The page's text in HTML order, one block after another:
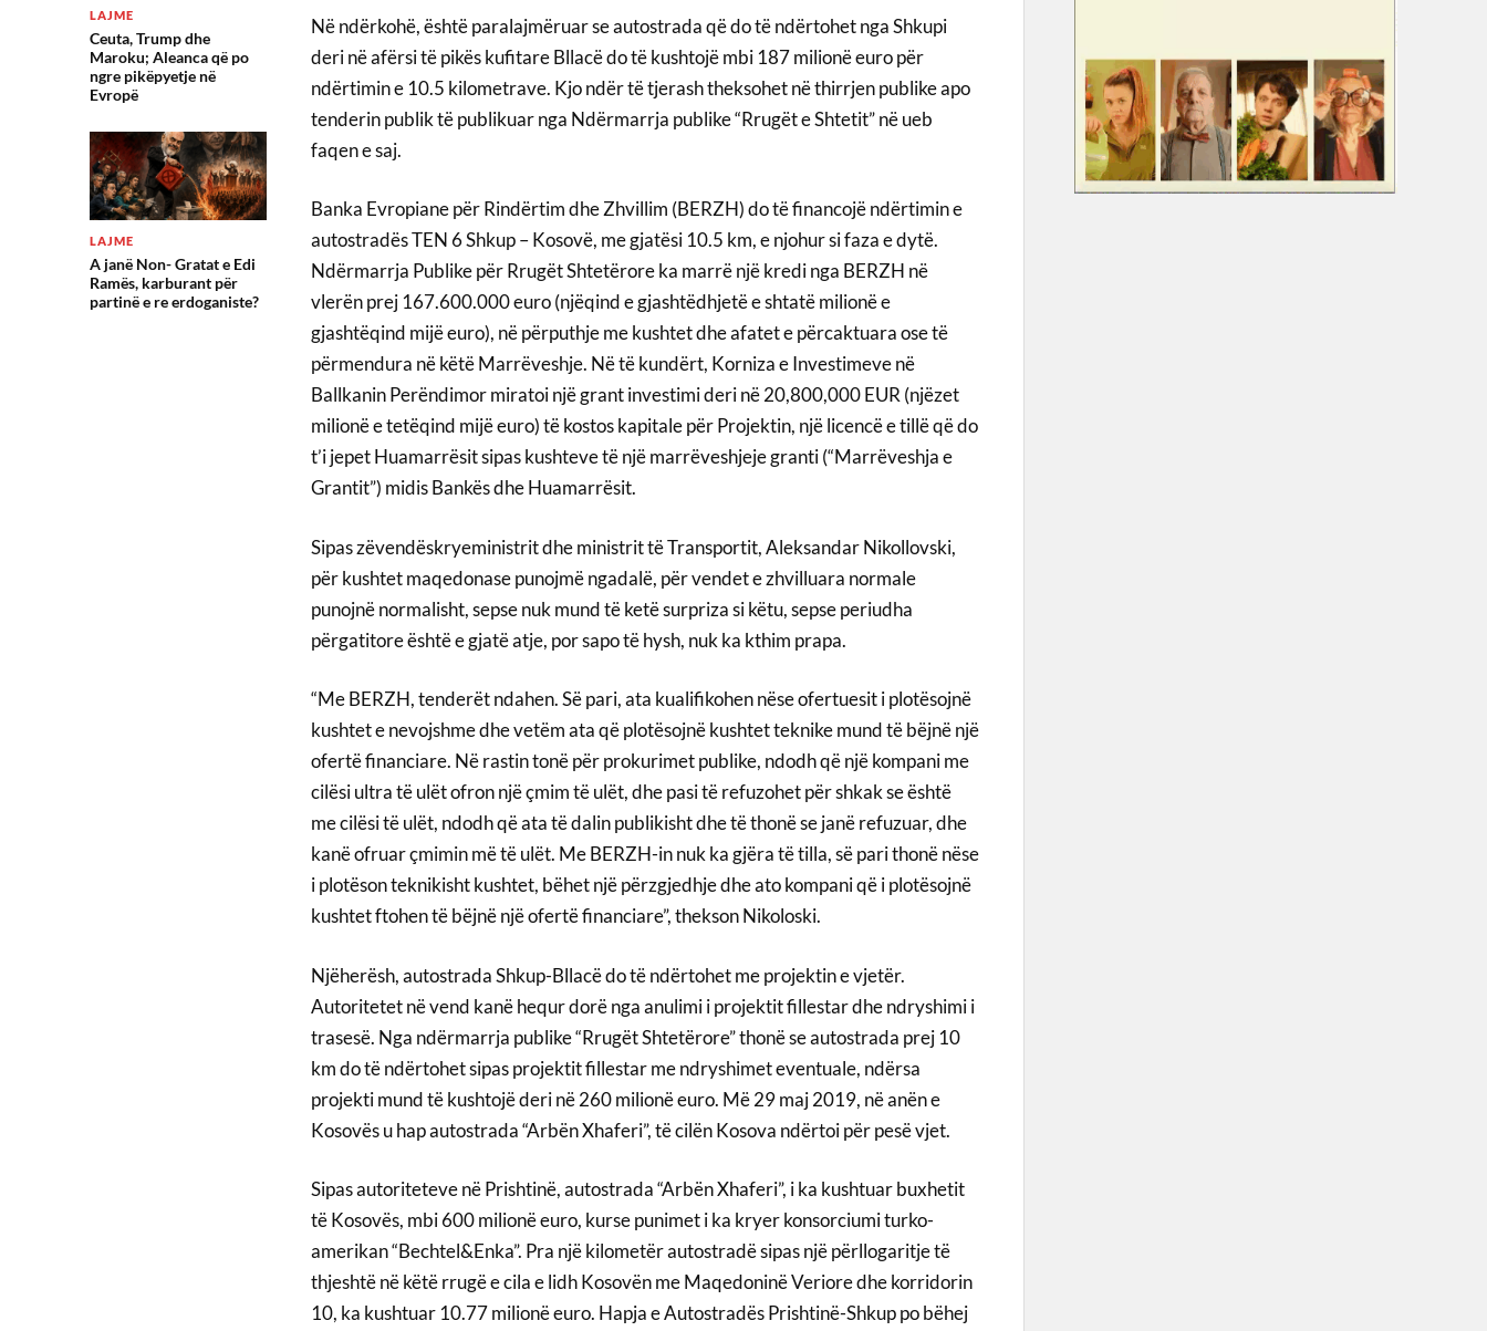
LAJME
Ceuta, Trump dhe
Maroku; Aleanca që po
ngre pikëpyetje në
Evropë
LAJME
A janë Non- Gratat e Edi
Ramës, karburant për
partinë e re erdoganiste?
Në ndërkohë, është paralajmëruar se autostrada që do të ndërtohet nga Shkupi
deri në afërsi të pikës kufitare Bllacë do të kushtojë mbi 187 milionë euro për
ndërtimin e 10.5 kilometrave. Kjo ndër të tjerash theksohet në thirrjen publike apo
tenderin publik të publikuar nga Ndërmarrja publike “Rrugët e Shtetit” në ueb
faqen e saj.
Banka Evropiane për Rindërtim dhe Zhvillim (BERZH) do të financojë ndërtimin e
autostradës TEN 6 Shkup – Kosovë, me gjatësi 10.5 km, e njohur si faza e dytë.
Ndërmarrja Publike për Rrugët Shtetërore ka marrë një kredi nga BERZH në
vlerën prej 167.600.000 euro (njëqind e gjashtëdhjetë e shtatë milionë e
gjashtëqind mijë euro), në përputhje me kushtet dhe afatet e përcaktuara ose të
përmendura në këtë Marrëveshje. Në të kundërt, Korniza e Investimeve në
Ballkanin Perëndimor miratoi një grant investimi deri në 20,800,000 EUR (njëzet
milionë e tetëqind mijë euro) të kostos kapitale për Projektin, një licencë e tillë që do
t’i jepet Huamarrësit sipas kushteve të një marrëveshjeje granti (“Marrëveshja e
Grantit”) midis Bankës dhe Huamarrësit.
Sipas zëvendëskryeministrit dhe ministrit të Transportit, Aleksandar Nikollovski,
për kushtet maqedonase punojmë ngadalë, për vendet e zhvilluara normale
punojnë normalisht, sepse nuk mund të ketë surpriza si këtu, sepse periudha
përgatitore është e gjatë atje, por sapo të hysh, nuk ka kthim prapa.
“Me BERZH, tenderët ndahen. Së pari, ata kualifikohen nëse ofertuesit i plotësojnë
kushtet e nevojshme dhe vetëm ata që plotësojnë kushtet teknike mund të bëjnë një
ofertë financiare. Në rastin tonë për prokurimet publike, ndodh që një kompani me
cilësi ultra të ulët ofron një çmim të ulët, dhe pasi të refuzohet për shkak se është
me cilësi të ulët, ndodh që ata të dalin publikisht dhe të thonë se janë refuzuar, dhe
kanë ofruar çmimin më të ulët. Me BERZH-in nuk ka gjëra të tilla, së pari thonë nëse
i plotëson teknikisht kushtet, bëhet një përzgjedhje dhe ato kompani që i plotësojnë
kushtet ftohen të bëjnë një ofertë financiare”, thekson Nikoloski.
Njëherësh, autostrada Shkup-Bllacë do të ndërtohet me projektin e vjetër.
Autoritetet në vend kanë hequr dorë nga anulimi i projektit fillestar dhe ndryshimi i
trasesë. Nga ndërmarrja publike “Rrugët Shtetërore” thonë se autostrada prej 10
km do të ndërtohet sipas projektit fillestar me ndryshimet eventuale, ndërsa
projekti mund të kushtojë deri në 260 milionë euro. Më 29 maj 2019, në anën e
Kosovës u hap autostrada “Arbën Xhaferi”, të cilën Kosova ndërtoi për pesë vjet.
Sipas autoriteteve në Prishtinë, autostrada “Arbën Xhaferi”, i ka kushtuar buxhetit
të Kosovës, mbi 600 milionë euro, kurse punimet i ka kryer konsorciumi turko-
amerikan “Bechtel&Enka”. Pra një kilometër autostradë sipas një përllogaritje të
thjeshtë në këtë rrugë e cila e lidh Kosovën me Maqedoninë Veriore dhe korridorin
10, ka kushtuar 10.77 milionë euro. Hapja e Autostradës Prishtinë-Shkup po bëhej